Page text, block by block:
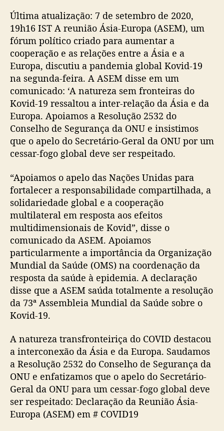
Última atualização: 7 de setembro de 2020,
19h16 IST A reunião Ásia-Europa (ASEM), um
fórum político criado para aumentar a
cooperação e as relações entre a Ásia e a
Europa, discutiu a pandemia global Kovid-19
na segunda-feira. A ASEM disse em um
comunicado: ‘A natureza sem fronteiras do
Kovid-19 ressaltou a inter-relação da Ásia e da
Europa. Apoiamos a Resolução 2532 do
Conselho de Segurança da ONU e insistimos
que o apelo do Secretário-Geral da ONU por um
cessar-fogo global deve ser respeitado.
“Apoiamos o apelo das Nações Unidas para
fortalecer a responsabilidade compartilhada, a
solidariedade global e a cooperação
multilateral em resposta aos efeitos
multidimensionais de Kovid”, disse o
comunicado da ASEM. Apoiamos
particularmente a importância da Organização
Mundial da Saúde (OMS) na coordenação da
resposta da saúde à epidemia. A declaração
disse que a ASEM saúda totalmente a resolução
da 73ª Assembleia Mundial da Saúde sobre o
Kovid-19.
A natureza transfronteiriça do COVID destacou
a interconexão da Ásia e da Europa. Saudamos
a Resolução 2532 do Conselho de Segurança da
ONU e enfatizamos que o apelo do Secretário-
Geral da ONU para um cessar-fogo global deve
ser respeitado: Declaração da Reunião Ásia-
Europa (ASEM) em # COVID19